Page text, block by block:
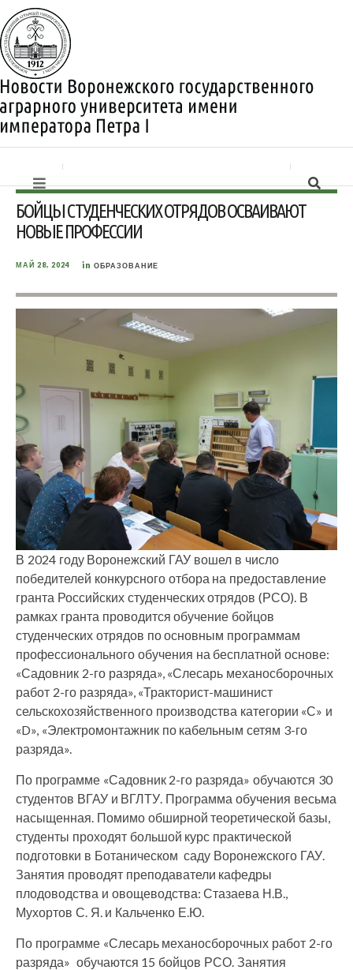
БОЙЦЫ СТУДЕНЧЕСКИХ ОТРЯДОВ ОСВАИВАЮТ
НОВЫЕ ПРОФЕССИИ
МАЙ 28, 2024 in ОБРАЗОВАНИЕ
В 2024 году Воронежский ГАУ вошел в число
победителей конкурсного отбора на предоставление
гранта Российских студенческих отрядов (РСО). В
рамках гранта проводится обучение бойцов
студенческих отрядов по основным программам
профессионального обучения на бесплатной основе:
«Садовник 2-го разряда», «Слесарь механосборочных
работ 2-го разряда», «Тракторист-машинист
сельскохозяйственного производства категории «С» и
«D», «Электромонтажник по кабельным сетям 3-го
разряда».
По программе «Садовник 2-го разряда» обучаются 30
студентов ВГАУ и ВГЛТУ. Программа обучения весьма
насыщенная. Помимо обширной теоретической базы,
студенты проходят большой курс практической
подготовки в Ботаническом саду Воронежского ГАУ.
Занятия проводят преподаватели кафедры
плодоводства и овощеводства: Стазаева Н.В.,
Мухортов С. Я. и Кальченко Е.Ю.
По программе «Слесарь механосборочных работ 2-го
разряда» обучаются 15 бойцов РСО. Занятия